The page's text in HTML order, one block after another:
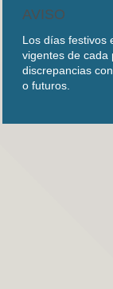
AVISO
Los días festivos
vigentes de cada
discrepancias
o futuros.